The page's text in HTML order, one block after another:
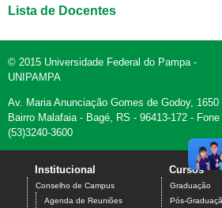
Lista de Docentes
© 2015 Universidade Federal do Pampa -
UNIPAMPA
Av. Maria Anunciação Gomes de Godoy, 1650
Bairro Malafaia - Bagé, RS - 96413-172 - Fone
(53)3240-3600
Institucional
Conselho de Campus
Agenda de Reuniões
Cursos
Graduação
Pós-